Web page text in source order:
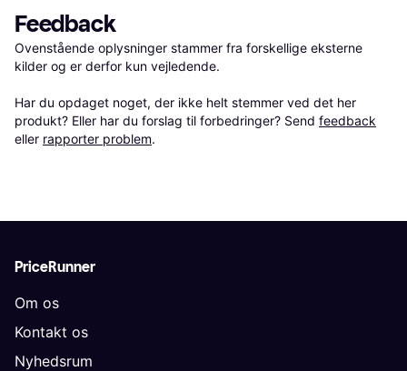
Feedback
Ovenstående oplysninger stammer fra forskellige eksterne
kilder og er derfor kun vejledende.
Har du opdaget noget, der ikke helt stemmer ved det her
produkt? Eller har du forslag til forbedringer? Send feedback
eller rapporter problem.
PriceRunner
Om os
Kontakt os
Nyhedsrum